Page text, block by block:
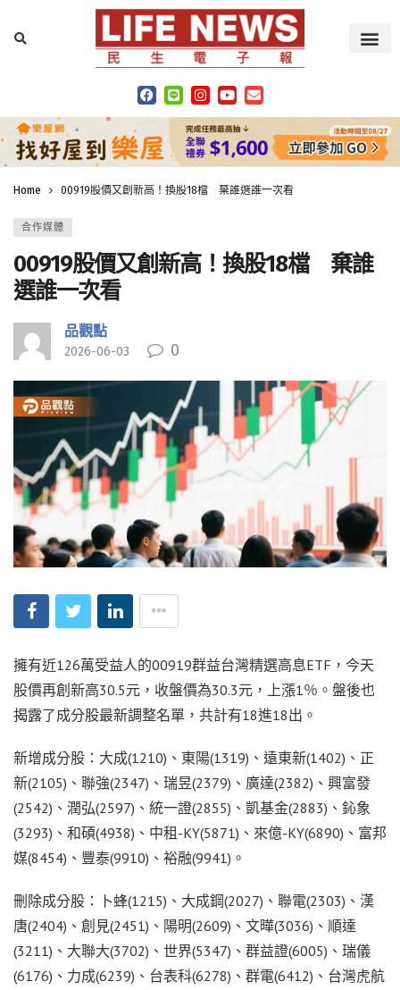
Home 00919股價又創新高！換股18檔 棄誰選誰一次看
合作媒體
00919股價又創新高！換股18檔 棄誰
選誰一次看
品觀點
2026-06-03 0
擁有近126萬受益人的00919群益台灣精選高息ETF，今天
股價再創新高30.5元，收盤價為30.3元，上漲1％。盤後也
揭露了成分股最新調整名單，共計有18進18出。
新增成分股：大成(1210)、東陽(1319)、遠東新(1402)、正
新(2105)、聯強(2347)、瑞昱(2379)、廣達(2382)、興富發
(2542)、潤弘(2597)、統一證(2855)、凱基金(2883)、鈊象
(3293)、和碩(4938)、中租-KY(5871)、來億-KY(6890)、富邦
媒(8454)、豐泰(9910)、裕融(9941)。
刪除成分股：卜蜂(1215)、大成鋼(2027)、聯電(2303)、漢
唐(2404)、創見(2451)、陽明(2609)、文曄(3036)、順達
(3211)、大聯大(3702)、世界(5347)、群益證(6005)、瑞儀
(6176)、力成(6239)、台表科(6278)、群電(6412)、台灣虎航